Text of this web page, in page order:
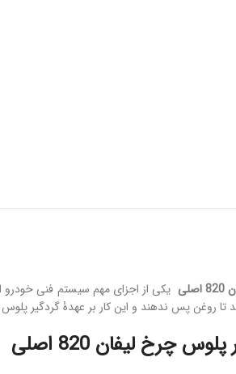
یکی از اجزای مهم سیستم فنی
تا روغن پس ندهند و این کار بر عهدۀ گردگیر
چرخ لیفان 820 اصلی